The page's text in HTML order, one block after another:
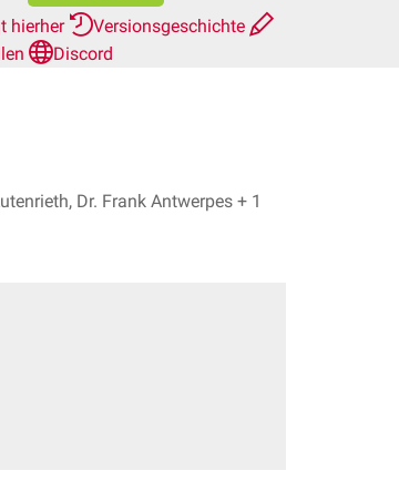
hierher
Versionsgeschichte
Discord
Jonas Autenrieth, Dr. Frank Antwerpes + 1